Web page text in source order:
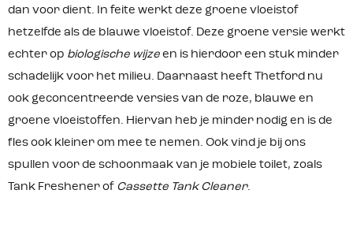
dan voor dient. In feite werkt deze groene vloeistof
hetzelfde als de blauwe vloeistof. Deze groene versie werkt
echter op biologische wijze en is hierdoor een stuk minder
schadelijk voor het milieu. Daarnaast heeft Thetford nu
ook geconcentreerde versies van de roze, blauwe en
groene vloeistoffen. Hiervan heb je minder nodig en is de
fles ook kleiner om mee te nemen. Ook vind je bij ons
spullen voor de schoonmaak van je mobiele toilet, zoals
Tank Freshener of Cassette Tank Cleaner.